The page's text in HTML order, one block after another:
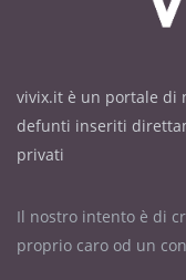
vivix.it è un portale di
defunti inseriti
privati
Il nostro intento è di
proprio caro od un